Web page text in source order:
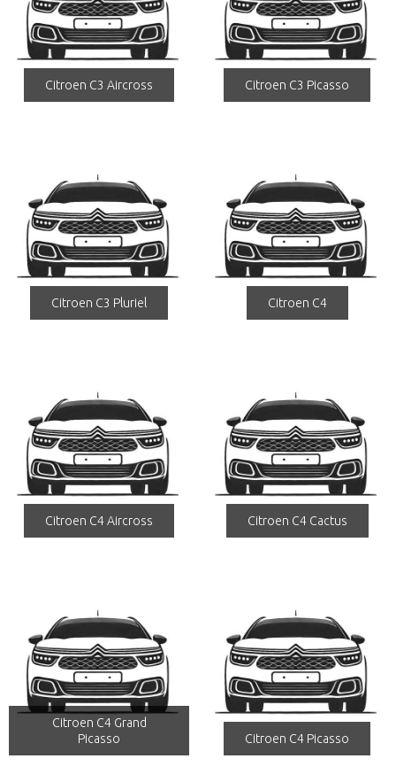
Citroen C3 Aircross Citroen C3 Picasso
Citroen C3 Pluriel Citroen C4
Citroen C4 Aircross Citroen C4 Cactus
Citroen C4 Grand
Picasso
Citroen C4 Picasso